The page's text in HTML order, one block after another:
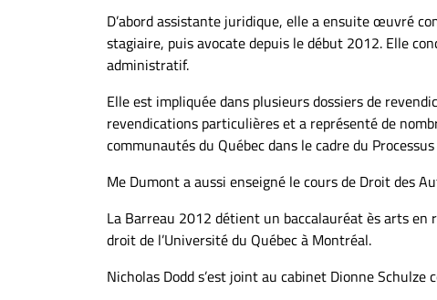
confidentialité
D’abord assistante juridique, elle a ensuite œuvré
stagiaire, puis avocate depuis le début 2012. Elle
administratif.
Elle est impliquée dans plusieurs dossiers de
revendications particulières et a représenté de
communautés du Québec dans le cadre du
Me Dumont a aussi enseigné le cours de Droit des
La Barreau 2012 détient un baccalauréat ès arts
droit de l’Université du Québec à Montréal.
Nicholas Dodd s’est joint au cabinet Dionne Schulze